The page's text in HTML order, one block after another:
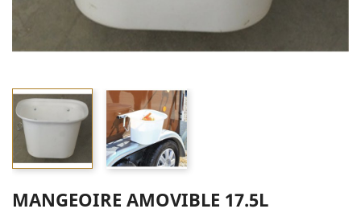
MANGEOIRE AMOVIBLE 17.5L